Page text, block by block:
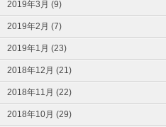
2019年3月 (9)
2019年2月 (7)
2019年1月 (23)
2018年12月 (21)
2018年11月 (22)
2018年10月 (29)